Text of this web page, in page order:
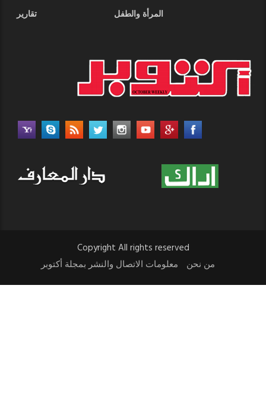
المرأة والطفل
تقارير
Copyright All rights reserved
من نحن
معلومات الاتصال والنشر بمجلة أكتوبر